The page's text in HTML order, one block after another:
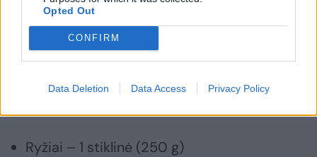
Opted Out
CONFIRM
Data Deletion Data Access Privacy Policy
Ryžiai – 1 stiklinė (250 g)